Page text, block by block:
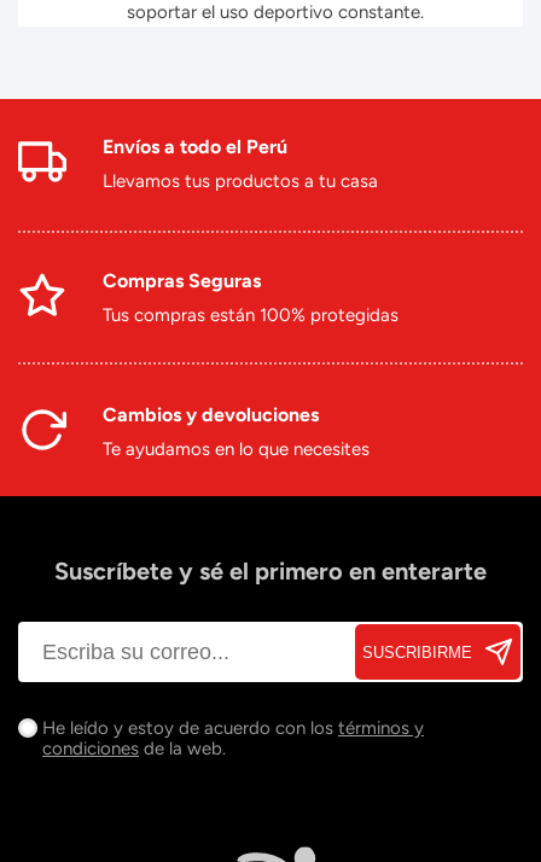
soportar el uso deportivo constante.
Envíos a todo el Perú
Llevamos tus productos a tu casa
Compras Seguras
Tus compras están 100% protegidas
Cambios y devoluciones
Te ayudamos en lo que necesites
Suscríbete y sé el primero en enterarte
SUSCRIBIRME
He leído y estoy de acuerdo con los términos y
condiciones de la web.